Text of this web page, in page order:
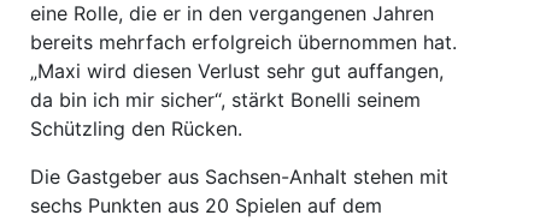
eine Rolle, die er in den vergangenen Jahren
bereits mehrfach erfolgreich übernommen hat.
„Maxi wird diesen Verlust sehr gut auffangen,
da bin ich mir sicher“, stärkt Bonelli seinem
Schützling den Rücken.
Die Gastgeber aus Sachsen-Anhalt stehen mit
sechs Punkten aus 20 Spielen auf dem